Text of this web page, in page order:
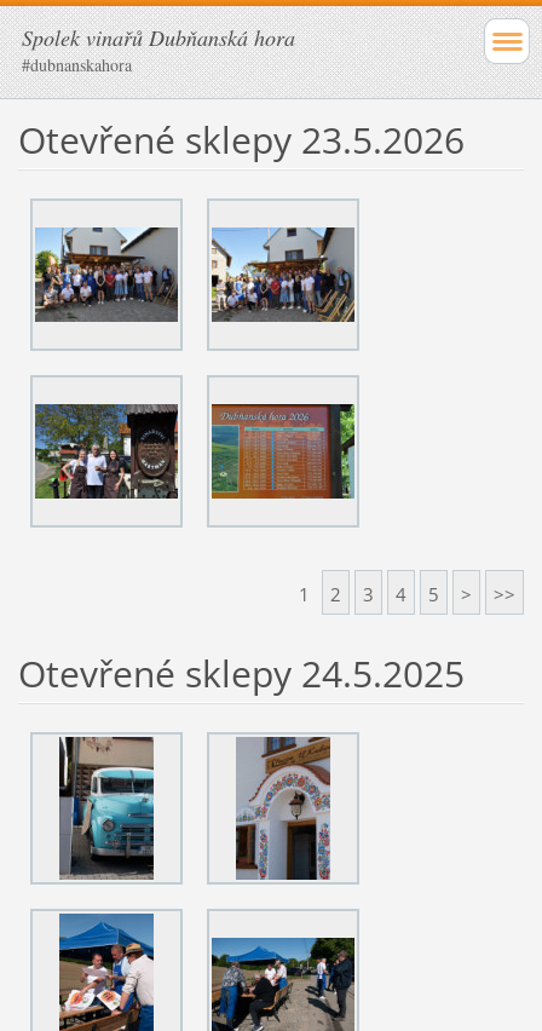
Spolek vinařů Dubňanská hora
#dubnanskahora
Otevřené sklepy 23.5.2026
1 2 3 4 5 > >>
Otevřené sklepy 24.5.2025